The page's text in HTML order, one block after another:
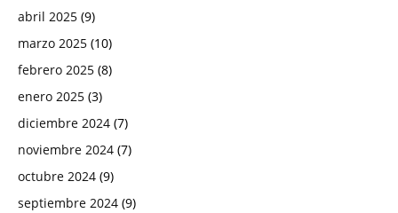
abril 2025 (9)
marzo 2025 (10)
febrero 2025 (8)
enero 2025 (3)
diciembre 2024 (7)
noviembre 2024 (7)
octubre 2024 (9)
septiembre 2024 (9)